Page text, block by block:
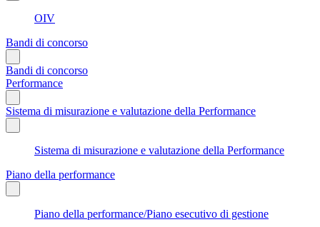
OIV
Bandi di concorso
Bandi di concorso
Performance
Sistema di misurazione e valutazione della Performance
Sistema di misurazione e valutazione della Performance
Piano della performance
Piano della performance/Piano esecutivo di gestione